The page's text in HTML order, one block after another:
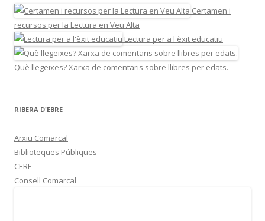
Certamen i
recursos per la Lectura en Veu Alta
Lectura per a l'èxit educatiu
Què llegeixes? Xarxa de comentaris sobre llibres per edats.
RIBERA D'EBRE
Arxiu Comarcal
Biblioteques Públiques
CERE
Consell Comarcal